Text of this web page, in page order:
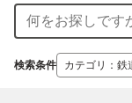
検索条件 カテゴリ ： 鉄